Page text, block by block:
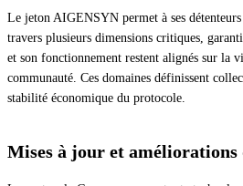
Le jeton AIGENSYN permet à ses
travers plusieurs dimensions critiques,
et son fonctionnement restent alignés sur la
communauté. Ces domaines définissent
stabilité économique du protocole.
Mises à jour et améliorations